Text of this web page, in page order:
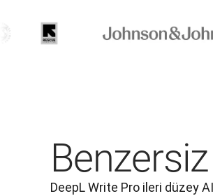
DeepL Write Pro ileri düzey